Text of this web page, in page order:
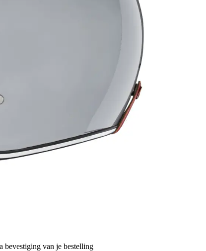
bevestiging van je bestelling